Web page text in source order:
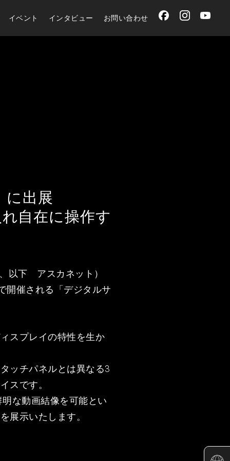
イベント インタビュー お問い合わせ
に出展
自在に操作す
以下 アスカネット）
開催される「デジタルサ
スプレイの特性を生か
ッチパネルとは異なる3
スです。
な動画結像を可能とい
展示いたします。